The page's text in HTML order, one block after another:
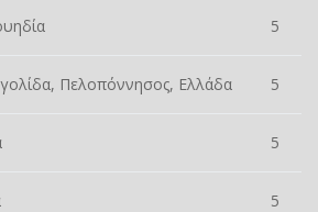
5
Πελοπόννησος, Ελλάδα 5
5
5